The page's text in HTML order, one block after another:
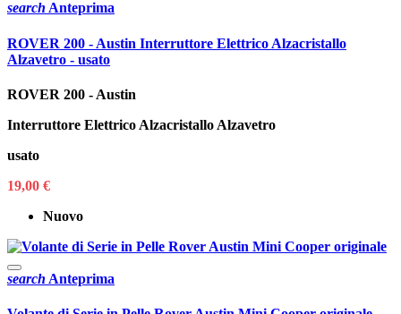
search Anteprima
ROVER 200 - Austin Interruttore Elettrico Alzacristallo
Alzavetro - usato
ROVER 200 - Austin
Interruttore Elettrico Alzacristallo Alzavetro
usato
19,00 €
Nuovo
search Anteprima